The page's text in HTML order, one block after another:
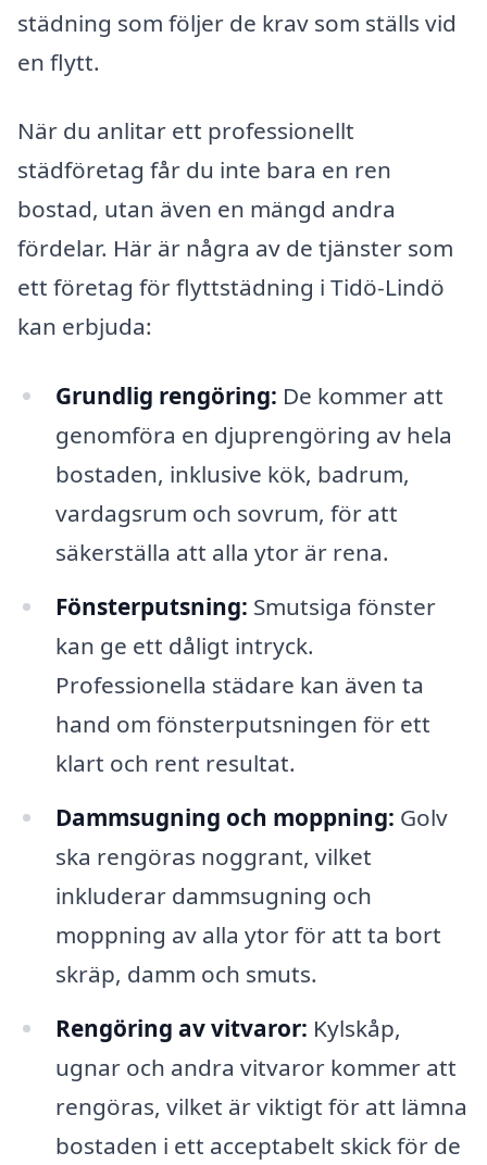
städning som följer de krav som ställs vid
en flytt.
När du anlitar ett professionellt
städföretag får du inte bara en ren
bostad, utan även en mängd andra
fördelar. Här är några av de tjänster som
ett företag för flyttstädning i Tidö-Lindö
kan erbjuda:
Grundlig rengöring: De kommer att
genomföra en djuprengöring av hela
bostaden, inklusive kök, badrum,
vardagsrum och sovrum, för att
säkerställa att alla ytor är rena.
Fönsterputsning: Smutsiga fönster
kan ge ett dåligt intryck.
Professionella städare kan även ta
hand om fönsterputsningen för ett
klart och rent resultat.
Dammsugning och moppning: Golv
ska rengöras noggrant, vilket
inkluderar dammsugning och
moppning av alla ytor för att ta bort
skräp, damm och smuts.
Rengöring av vitvaror: Kylskåp,
ugnar och andra vitvaror kommer att
rengöras, vilket är viktigt för att lämna
bostaden i ett acceptabelt skick för de